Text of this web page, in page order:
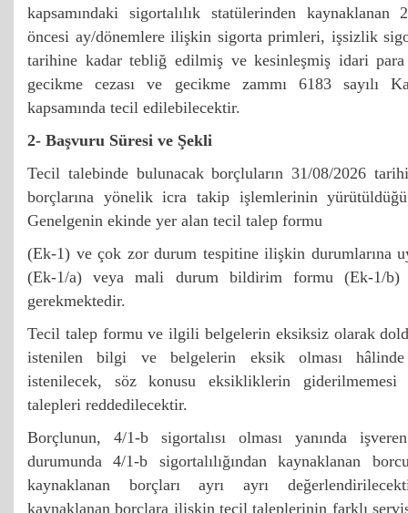
kapsamındaki sigortalılık statülerinden
öncesi ay/dönemlere ilişkin sigorta primleri, işsizlik
tarihine kadar tebliğ edilmiş ve kesinleşmiş idari
gecikme cezası ve gecikme zammı 6183 sayılı
kapsamında tecil edilebilecektir.
2- Başvuru Süresi ve Şekli
Tecil talebinde bulunacak borçluların 31/08/2026
borçlarına yönelik icra takip işlemlerinin
Genelgenin ekinde yer alan tecil talep formu
(Ek-1) ve çok zor durum tespitine ilişkin durumlarına
(Ek-1/a) veya mali durum bildirim formu (Ek-1/b)
gerekmektedir.
Tecil talep formu ve ilgili belgelerin eksiksiz olarak
istenilen bilgi ve belgelerin eksik olması hâlinde
istenilecek, söz konusu eksikliklerin
talepleri reddedilecektir.
Borçlunun, 4/1-b sigortalısı olması yanında
durumunda 4/1-b sigortalılığından kaynaklanan
kaynaklanan borçları ayrı ayrı
kaynaklanan borçlara ilişkin tecil taleplerinin farklı